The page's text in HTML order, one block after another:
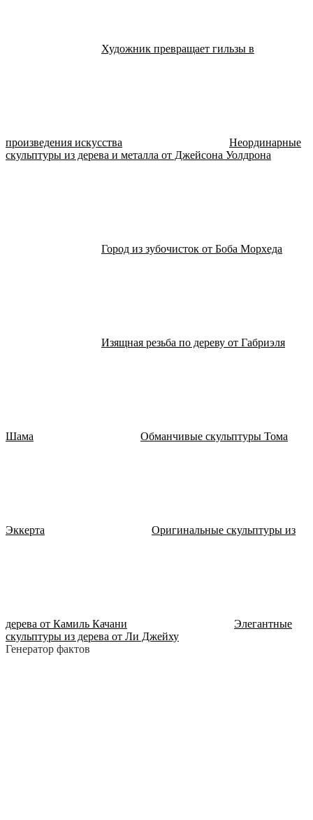
Художник превращает гильзы в
произведения искусства
Неординарные
скульптуры из дерева и металла от Джейсона Уолдрона
Город из зубочисток от Боба Морхеда
Изящная резьба по дереву от Габриэля
Шама Обманчивые скульптуры Тома
Эккерта Оригинальные скульптуры из
дерева от Камиль Качани
Элегантные
скульптуры из дерева от Ли Джейху
Генератор фактов